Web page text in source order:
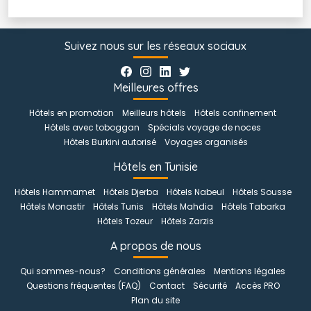
Suivez nous sur les réseaux sociaux
Meilleures offres
Hôtels en promotion Meilleurs hôtels
Hôtels confinement
Hôtels avec toboggan
Spécials voyage de noces
Hôtels Burkini autorisé
Voyages organisés
Hôtels en Tunisie
Hôtels Hammamet Hôtels Djerba Hôtels Nabeul
Hôtels Sousse
Hôtels Monastir
Hôtels Tunis Hôtels Mahdia
Hôtels Tabarka
Hôtels Tozeur
Hôtels Zarzis
A propos de nous
Qui sommes-nous? Conditions générales
Mentions légales
Questions fréquentes (FAQ)
Contact Sécurité
Accès PRO
Plan du site